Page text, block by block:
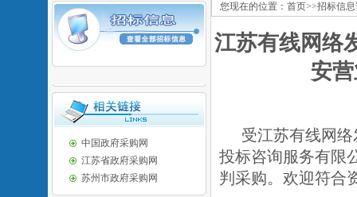
中国政府采购网
江苏省政府采购网
苏州市政府采购网
您现在的位置： 首页>>招标信
江苏有线网络
安
受江苏有线网
投标咨询服务有限
判采购。欢迎符合